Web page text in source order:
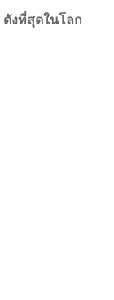
ดังที่สุดในโลก